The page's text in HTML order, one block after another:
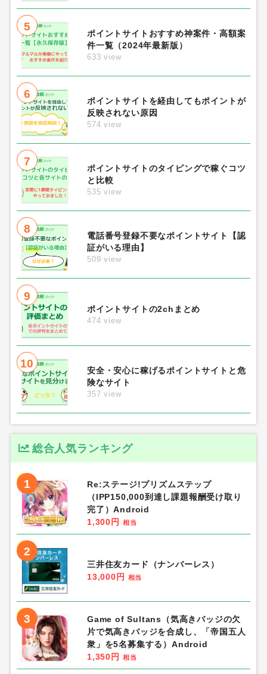
5
ポイントサイトおすすめ神案件・高額案
件一覧（2024年最新版）
633 view
6
ポイントサイトを経由してもポイントが
反映されない原因
574 view
7
ポイントサイトのタイピングで稼ぐコツ
と比較
535 view
8
電話番号登録不要なポイントサイト【認
証がいる理由】
509 view
9
ポイントサイトの2chまとめ
474 view
10
安全・安心に稼げるポイントサイトと危
険なサイト
357 view
総合人気ランキング
1
Re:ステージ!プリズムステップ
（IPP150,000到達し課題報酬受け取り
完了）Android
1,300円
相当
2
三井住友カード（ナンバーレス）
13,000円
相当
3
Game of Sultans（気高きバッジの欠
片で気高きバッジを合成し、「帝国五人
衆」を5名募集する）Android
1,350円
相当